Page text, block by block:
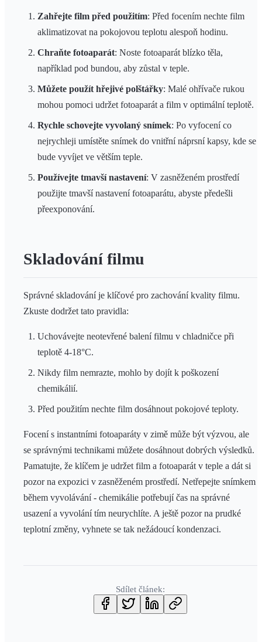
Zahřejte film před použitím: Před focením nechte film
aklimatizovat na pokojovou teplotu alespoň hodinu.
Chraňte fotoaparát: Noste fotoaparát blízko těla,
například pod bundou, aby zůstal v teple.
Můžete použít hřejivé polštářky: Malé ohřívače rukou
mohou pomoci udržet fotoaparát a film v optimální teplotě.
Rychle schovejte vyvolaný snímek: Po vyfocení co
nejrychleji umístěte snímek do vnitřní náprsní kapsy, kde se
bude vyvíjet ve větším teple.
Používejte tmavší nastavení: V zasněženém prostředí
použijte tmavší nastavení fotoaparátu, abyste předešli
přeexponování.
Skladování filmu
Správné skladování je klíčové pro zachování kvality filmu.
Zkuste dodržet tato pravidla:
Uchovávejte neotevřené balení filmu v chladničce při
teplotě 4-18°C.
Nikdy film nemrazte, mohlo by dojít k poškození
chemikálií.
Před použitím nechte film dosáhnout pokojové teploty.
Focení s instantními fotoaparáty v zimě může být výzvou, ale
se správnými technikami můžete dosáhnout dobrých výsledků.
Pamatujte, že klíčem je udržet film a fotoaparát v teple a dát si
pozor na expozici v zasněženém prostředí. Netřepejte snímkem
během vyvolávání - chemikálie potřebují čas na správné
usazení a vyvolání tím neurychlíte. A ještě pozor na prudké
teplotní změny, vyhnete se tak nežádoucí kondenzaci.
Sdílet článek: